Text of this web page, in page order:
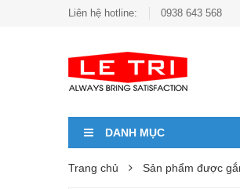
Liên hệ hotline: 0938 643 568
DANH MỤC
Trang chủ Sản phẩm được